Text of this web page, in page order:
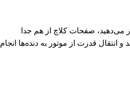
می‌دهید، صفحات کلاچ از هم جدا
قدرت از موتور به دنده‌ها انجام